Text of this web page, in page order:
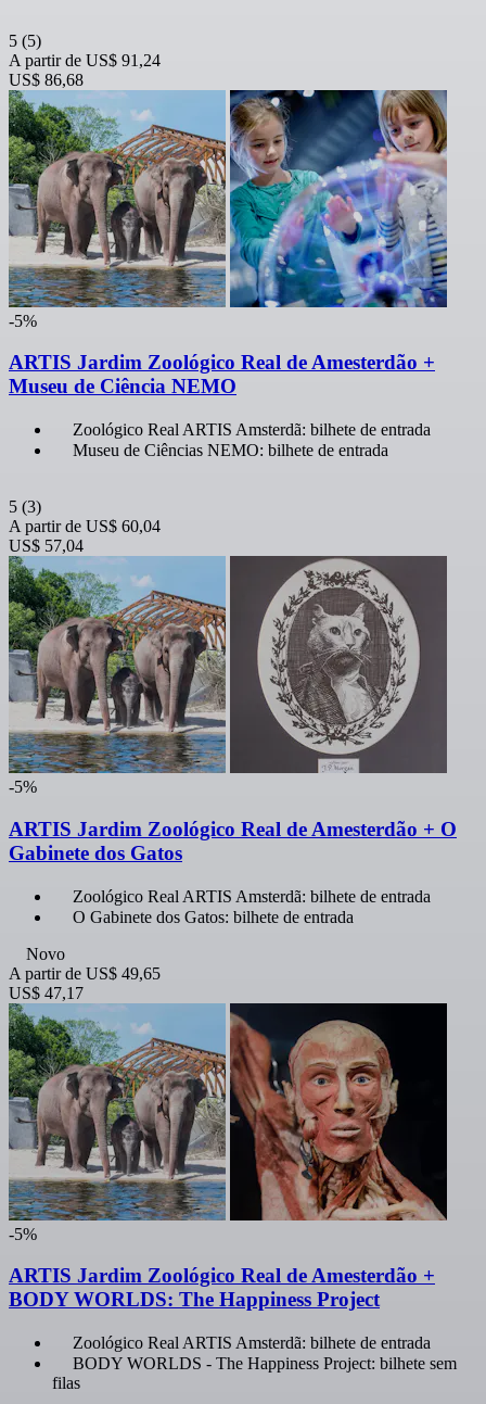
5 (5)
A partir de US$ 91,24
US$ 86,68
-5%
ARTIS Jardim Zoológico Real de Amesterdão +
Museu de Ciência NEMO
Zoológico Real ARTIS Amsterdã: bilhete de entrada
Museu de Ciências NEMO: bilhete de entrada
5 (3)
A partir de US$ 60,04
US$ 57,04
-5%
ARTIS Jardim Zoológico Real de Amesterdão + O
Gabinete dos Gatos
Zoológico Real ARTIS Amsterdã: bilhete de entrada
O Gabinete dos Gatos: bilhete de entrada
Novo
A partir de US$ 49,65
US$ 47,17
-5%
ARTIS Jardim Zoológico Real de Amesterdão +
BODY WORLDS: The Happiness Project
Zoológico Real ARTIS Amsterdã: bilhete de entrada
BODY WORLDS - The Happiness Project: bilhete sem
filas